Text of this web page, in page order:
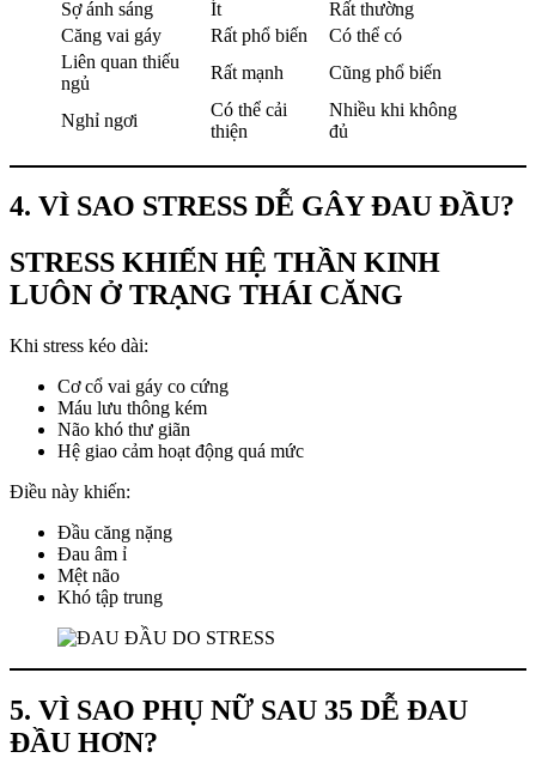
Sợ ánh sáng
Ít
Rất thường
Căng vai gáy
Rất phổ biến
Có thể có
Liên quan thiếu
ngủ
Rất mạnh Cũng phổ biến
Nghỉ ngơi
Có thể cải
thiện
Nhiều khi không
đủ
4. VÌ SAO STRESS DỄ GÂY ĐAU ĐẦU?
STRESS KHIẾN HỆ THẦN KINH
LUÔN Ở TRẠNG THÁI CĂNG
Khi stress kéo dài:
Cơ cổ vai gáy co cứng
Máu lưu thông kém
Não khó thư giãn
Hệ giao cảm hoạt động quá mức
Điều này khiến:
Đầu căng nặng
Đau âm ỉ
Mệt não
Khó tập trung
5. VÌ SAO PHỤ NỮ SAU 35 DỄ ĐAU
ĐẦU HƠN?